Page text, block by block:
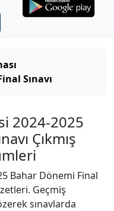
Sınavı
2024-2025
Çıkmış
Bahar Dönemi Final
Geçmiş
sınavlarda